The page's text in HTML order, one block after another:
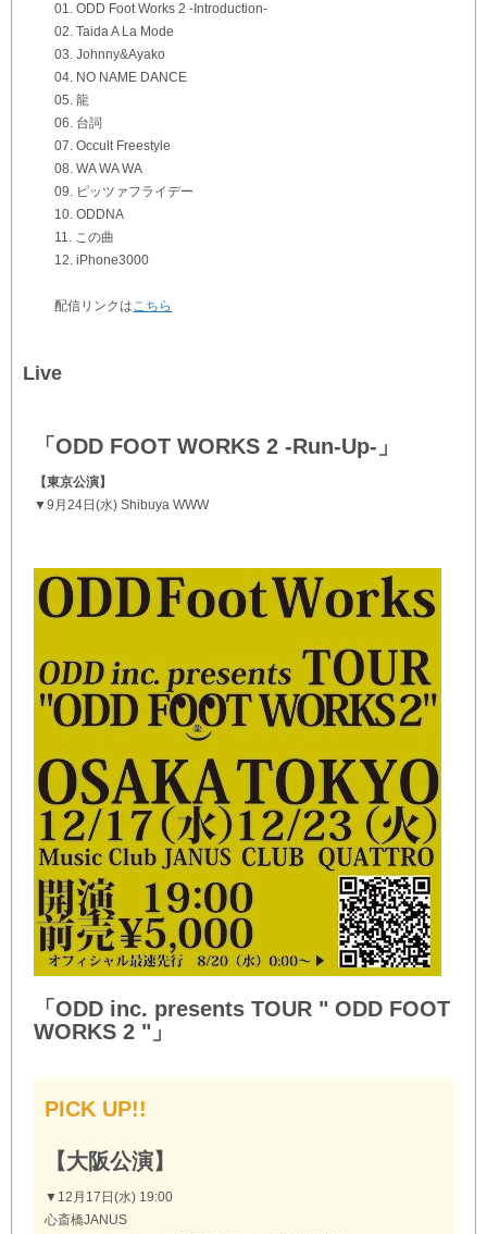
01. ODD Foot Works 2 -Introduction-
02. Taida A La Mode
03. Johnny&Ayako
04. NO NAME DANCE
05. 龍
06. 台詞
07. Occult Freestyle
08. WA WA WA
09. ピッツァフライデー
10. ODDNA
11. この曲
12. iPhone3000
配信リンクはこちら
Live
「ODD FOOT WORKS 2 -Run-Up-」
【東京公演】
▼9月24日(水) Shibuya WWW
「ODD inc. presents TOUR " ODD FOOT
WORKS 2 "」
PICK UP!!
【大阪公演】
▼12月17日(水) 19:00
心斎橋JANUS